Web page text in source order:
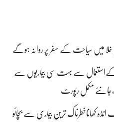
خلا میں سیاحت کے سفر پر روانہ ہوگے
کےاستعمال سے بہت سی بیماریوں سے
،جانئے مکمل رپورٹ
انڈہ کھاناخطرناک ترین بیماری سے بچائو